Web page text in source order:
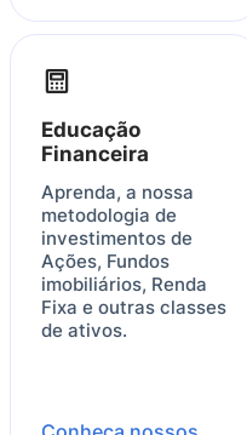
Educação
Financeira
Aprenda, a nossa
metodologia de
investimentos de
Ações, Fundos
imobiliários, Renda
Fixa e outras classes
de ativos.